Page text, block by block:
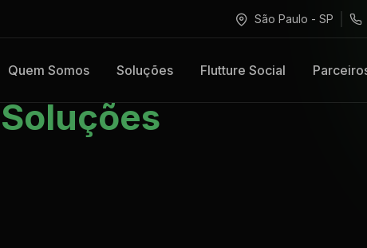
São Paulo - SP
Quem Somos Soluções Flutture Social
Soluções